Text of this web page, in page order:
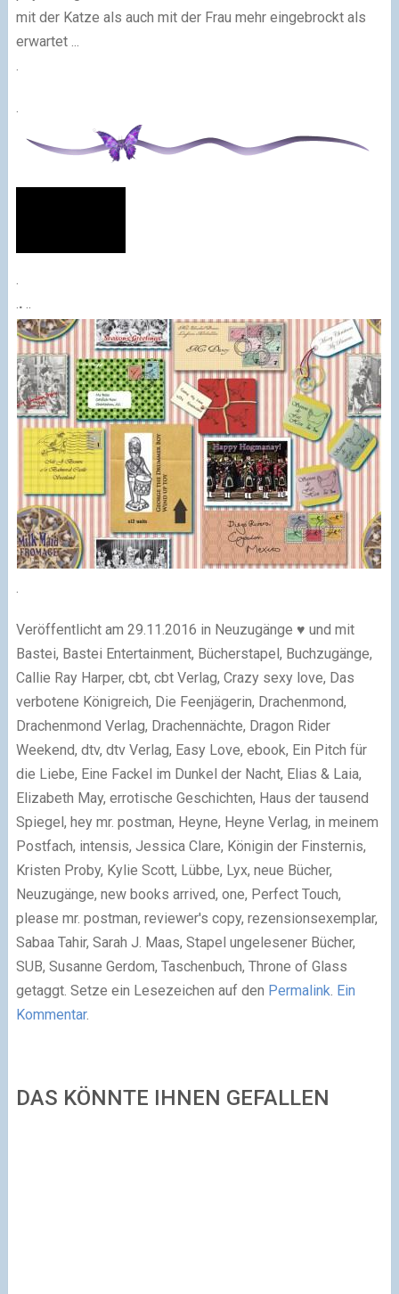
mit der Katze als auch mit der Frau mehr eingebrockt als
erwartet ...
.
.
.
.
Veröffentlicht am 29.11.2016 in Neuzugänge ♥ und mit
Bastei, Bastei Entertainment, Bücherstapel, Buchzugänge,
Callie Ray Harper, cbt, cbt Verlag, Crazy sexy love, Das
verbotene Königreich, Die Feenjägerin, Drachenmond,
Drachenmond Verlag, Drachennächte, Dragon Rider
Weekend, dtv, dtv Verlag, Easy Love, ebook, Ein Pitch für
die Liebe, Eine Fackel im Dunkel der Nacht, Elias & Laia,
Elizabeth May, errotische Geschichten, Haus der tausend
Spiegel, hey mr. postman, Heyne, Heyne Verlag, in meinem
Postfach, intensis, Jessica Clare, Königin der Finsternis,
Kristen Proby, Kylie Scott, Lübbe, Lyx, neue Bücher,
Neuzugänge, new books arrived, one, Perfect Touch,
please mr. postman, reviewer's copy, rezensionsexemplar,
Sabaa Tahir, Sarah J. Maas, Stapel ungelesener Bücher,
SUB, Susanne Gerdom, Taschenbuch, Throne of Glass
getaggt. Setze ein Lesezeichen auf den Permalink. Ein
Kommentar.
DAS KÖNNTE IHNEN GEFALLEN